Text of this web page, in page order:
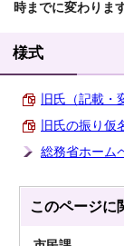
時までに変わります
様式
旧氏（記載・
旧氏の振り仮
総務省ホーム
このページに